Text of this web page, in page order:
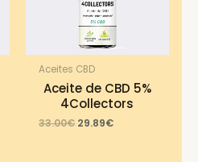
Aceites CBD
Aceite de CBD 5%
4Collectors
33.00€ Original
29.89€Current